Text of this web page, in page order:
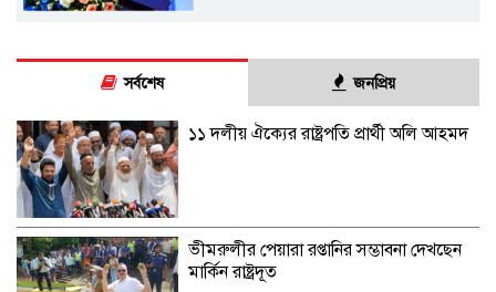
সর্বশেষ জনপ্রিয়
১১ দলীয় ঐক্যের রাষ্ট্রপতি প্রার্থী অলি আহমদ
ভীমরুলীর পেয়ারা রপ্তানির সম্ভাবনা দেখছেন
মার্কিন রাষ্ট্রদূত